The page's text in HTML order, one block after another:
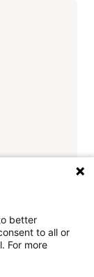
better
to all or
For more